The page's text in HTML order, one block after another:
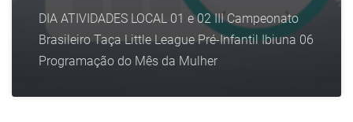
DIA ATIVIDADES LOCAL 01 e 02 III Campeonato
Brasileiro Taça Little League Pré-Infantil Ibiuna 06
Programação do Mês da Mulher